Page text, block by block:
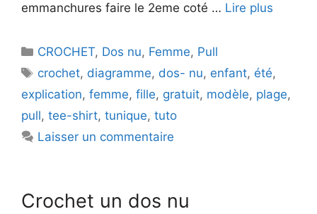
emmanchures faire le 2eme coté … Lire plus
Catégories
CROCHET, Dos nu, Femme, Pull
Étiquettes
crochet, diagramme, dos- nu, enfant, été,
explication, femme, fille, gratuit, modèle, plage,
pull, tee-shirt, tunique, tuto
Laisser un commentaire
Crochet un dos nu